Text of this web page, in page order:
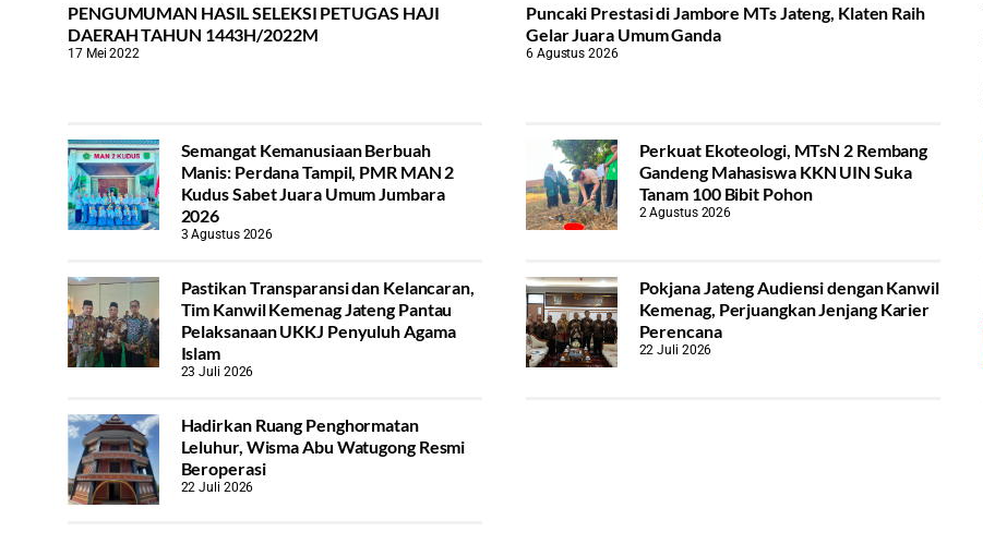
PENGUMUMAN HASIL SELEKSI PETUGAS HAJI
DAERAH TAHUN 1443H/2022M
17 Mei 2022
Puncaki Prestasi di Jambore MTs Jateng, Klaten Raih
Gelar Juara Umum Ganda
6 Agustus 2026
Semangat Kemanusiaan Berbuah
Manis: Perdana Tampil, PMR MAN 2
Kudus Sabet Juara Umum Jumbara
2026
3 Agustus 2026
Perkuat Ekoteologi, MTsN 2 Rembang
Gandeng Mahasiswa KKN UIN Suka
Tanam 100 Bibit Pohon
2 Agustus 2026
Pastikan Transparansi dan Kelancaran,
Tim Kanwil Kemenag Jateng Pantau
Pelaksanaan UKKJ Penyuluh Agama
Islam
23 Juli 2026
Pokjana Jateng Audiensi dengan Kanwil
Kemenag, Perjuangkan Jenjang Karier
Perencana
22 Juli 2026
Hadirkan Ruang Penghormatan
Leluhur, Wisma Abu Watugong Resmi
Beroperasi
22 Juli 2026